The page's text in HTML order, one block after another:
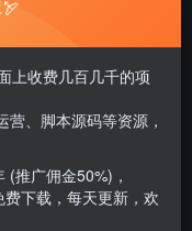
上收费几百几千的项
、脚本源码等资源，
推广佣金50%)，
下载，每天更新，欢